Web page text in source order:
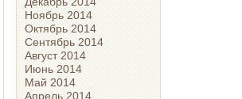
Ноябрь 2014
Октябрь 2014
Сентябрь 2014
Август 2014
Июнь 2014
Май 2014
Апрель 2014